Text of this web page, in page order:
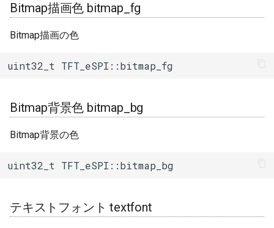
getTextDatum()
色変換(16bitから8bit)
color16to8()
getCursorX()
getCursorY()
Bitmap描画色 bitmap_fg
Bitmap描画の色
uint32_t TFT_eSPI::bitmap_fg
Bitmap背景色 bitmap_bg
Bitmap背景の色
uint32_t TFT_eSPI::bitmap_bg
テキストフォント textfont